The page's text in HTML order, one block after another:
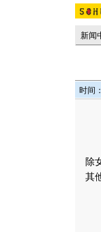
新闻
时间
除
其